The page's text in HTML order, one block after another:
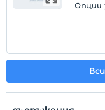
Опции